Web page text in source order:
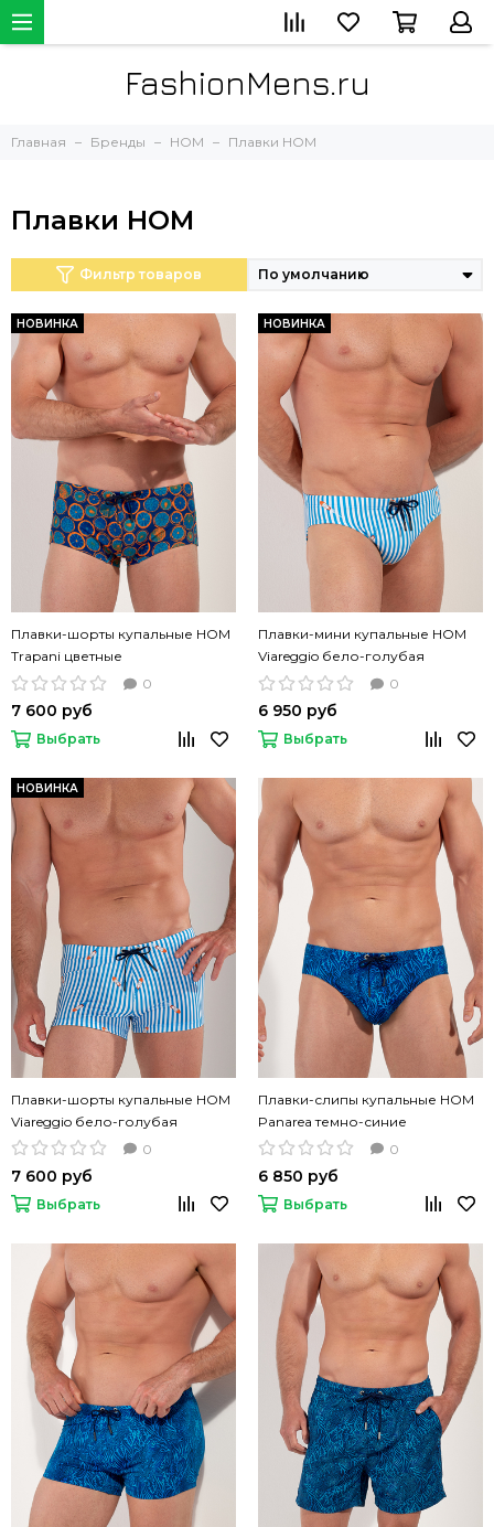
FashionMens.ru
Главная Бренды HOM Плавки HOM
Плавки HOM
Фильтр товаров
НОВИНКА
Плавки-шорты купальные HOM
Trapani цветные
0
7 600 руб
Выбрать
НОВИНКА
Плавки-мини купальные HOM
Viareggio бело-голубая
полоска
0
6 950 руб
Выбрать
НОВИНКА
Плавки-шорты купальные HOM
Viareggio бело-голубая
полоска
0
7 600 руб
Выбрать
Плавки-слипы купальные HOM
Panarea темно-синие
0
6 850 руб
Выбрать